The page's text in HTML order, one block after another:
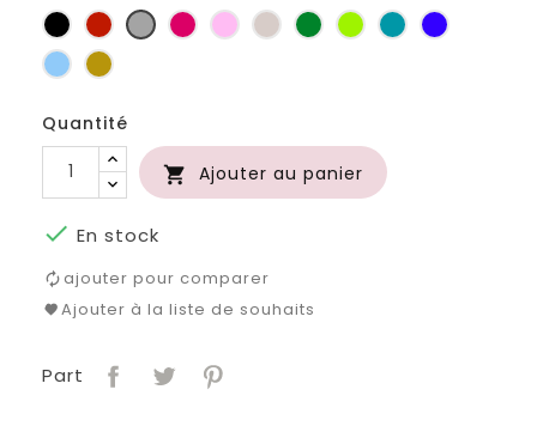
Noir RougeGris
clair
Fuchsia
RoseFicelleVert
bouteille
Anis Turquoise
Bleu
Bleu
clair
Or
Quantité
 Ajouter au panier
 En stock
ajouter pour comparer
Ajouter à la liste de souhaits
Part